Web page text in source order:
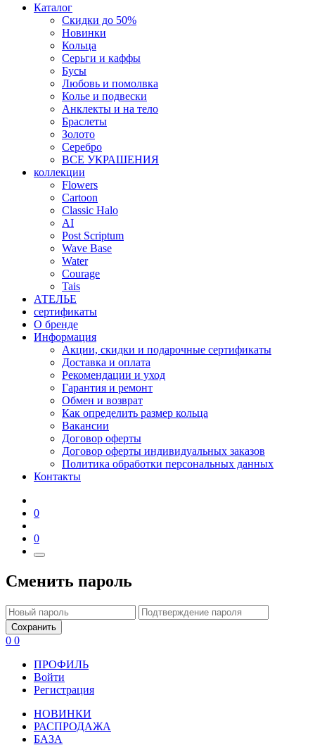
Каталог
Скидки до 50%
Новинки
Кольца
Серьги и каффы
Бусы
Любовь и помолвка
Колье и подвески
Анклекты и на тело
Браслеты
Золото
Серебро
ВСЕ УКРАШЕНИЯ
коллекции
Flowers
Cartoon
Classic Halo
AI
Post Scriptum
Wave Base
Water
Courage
Tais
АТЕЛЬЕ
сертификаты
О бренде
Информация
Акции, скидки и подарочные сертификаты
Доставка и оплата
Рекомендации и уход
Гарантия и ремонт
Обмен и возврат
Как определить размер кольца
Вакансии
Договор оферты
Договор оферты индивидуальных заказов
Политика обработки персональных данных
Контакты
0
0
Сменить пароль
Сохранить
0 0
ПРОФИЛЬ
Войти
Регистрация
НОВИНКИ
РАСПРОДАЖА
БАЗА